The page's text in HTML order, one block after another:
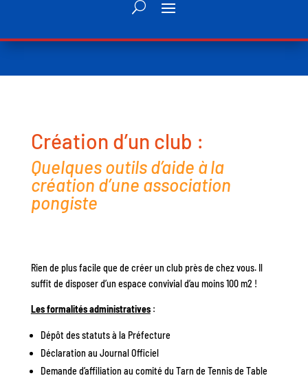
Création d’un club :
Quelques outils d’aide à la
création d’une association
pongiste
Rien de plus facile que de créer un club près de chez vous. Il
suffit de disposer d’un espace convivial d’au moins 100 m2 !
Les formalités administratives:
Dépôt des statuts à la Préfecture
Déclaration au Journal Officiel
Demande d’affiliation au comité du Tarn de Tennis de Table